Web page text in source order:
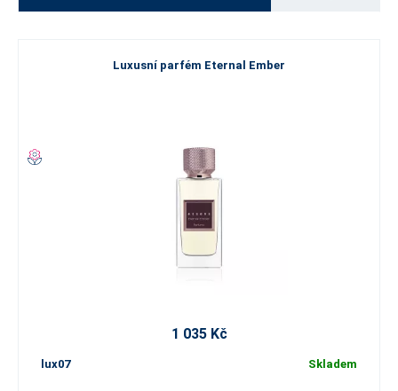
Luxusní parfém Eternal Ember
1 035 Kč
lux07 Skladem